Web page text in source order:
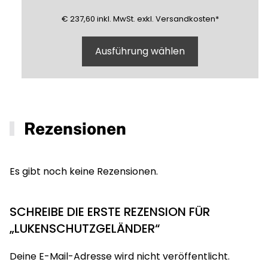
€ 237,60237,60
inkl.(inklusive)
MwSt.(Mehrwertsteuer)
exkl.(exklusive)
Versandkosten*
Ausführung wählen
Rezensionen
Es gibt noch keine Rezensionen.
SCHREIBE DIE ERSTE REZENSION FÜR
„LUKENSCHUTZGELÄNDER“
Deine E-Mail-Adresse wird nicht veröffentlicht.